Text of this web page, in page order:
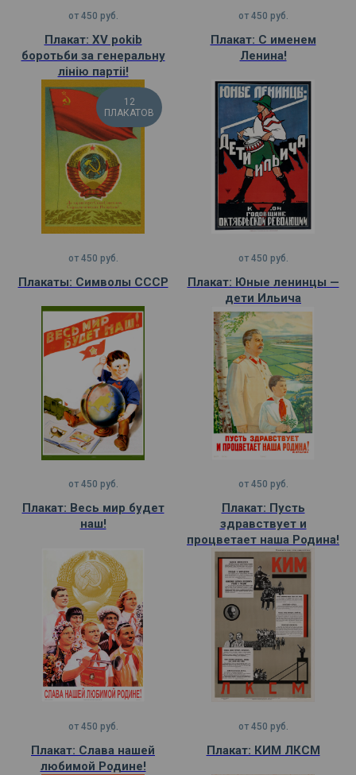
от 450 руб.
Плакат: XV pokib
боротьби за генеральну
лiнiю партii!
от 450 руб.
Плакат: С именем
Ленина!
12
ПЛАКАТОВ
от 450 руб.
Плакаты: Символы СССР
от 450 руб.
Плакат: Юные ленинцы —
дети Ильича
от 450 руб.
Плакат: Весь мир будет
наш!
от 450 руб.
Плакат: Пусть
здравствует и
процветает наша Родина!
от 450 руб.
Плакат: Слава нашей
любимой Родине!
от 450 руб.
Плакат: КИМ ЛКСМ